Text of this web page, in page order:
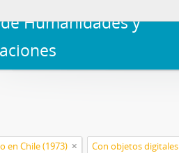
Humanidades y
en Chile (1973) Con objetos digitales